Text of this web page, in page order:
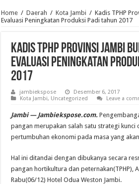
Home / Daerah / Kota Jambi / Kadis TPHP
Evaluasi Peningkatan Produksi Padi tahun 2017
Kadis TPHP Provinsi Jambi
Evaluasi Peningkatan
2017
jambiekspose
Desember 6, 2017
Kota Jambi, Uncategorized Leave a
Jambi — Jambiekspose.com.
pangan merupakan salah satu strategi kunci
pertumbuhan ekonomi pada masa yang
Hal ini ditandai dengan dibukanya secara
pangan hortikultura dan peternakan(TPHP),
Rabu(06/12) Hotel Odua Weston Jambi.